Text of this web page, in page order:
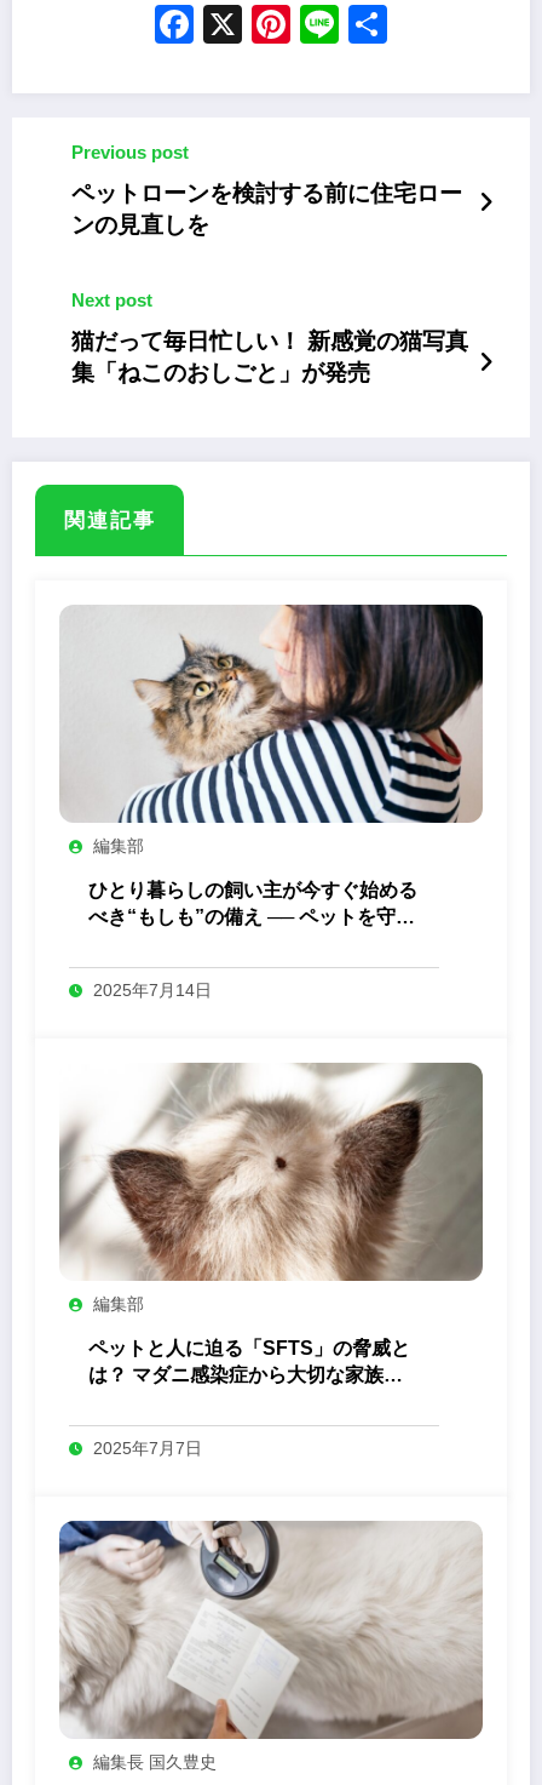
Facebook
X Pinterest
Line
Previous post
ペットローンを検討する前に住宅ロー
ンの見直しを
Next post
猫だって毎日忙しい！ 新感覚の猫写真
集「ねこのおしごと」が発売
関連記事
編集部
ひとり暮らしの飼い主が今すぐ始める
べき“もしも”の備え ── ペットを守る
2025年7月14日
編集部
ペットと人に迫る「SFTS」の脅威と
は？ マダニ感染症から大切な家族を
2025年7月7日
編集長 国久豊史